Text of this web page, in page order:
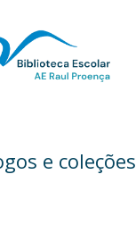
e coleções